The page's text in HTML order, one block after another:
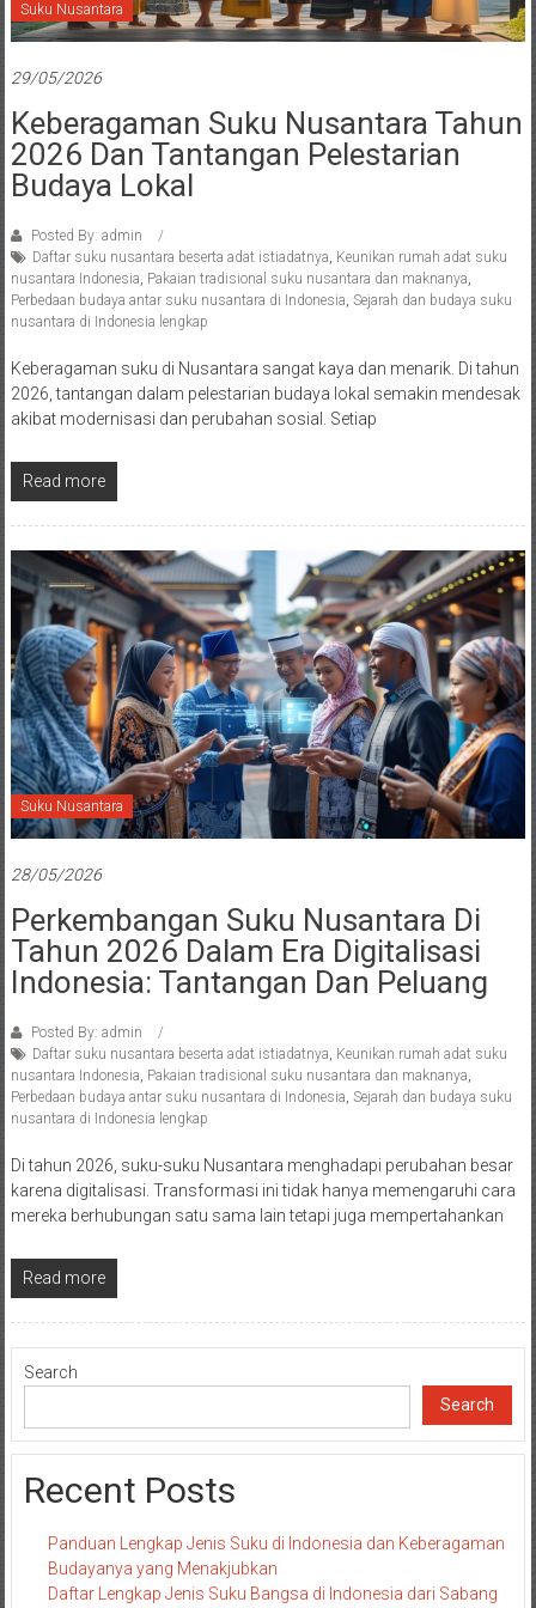
Suku Nusantara
29/05/2026
Keberagaman Suku Nusantara Tahun
2026 Dan Tantangan Pelestarian
Budaya Lokal
Posted By: admin
Daftar suku nusantara beserta adat istiadatnya, Keunikan rumah adat suku
nusantara Indonesia, Pakaian tradisional suku nusantara dan maknanya,
Perbedaan budaya antar suku nusantara di Indonesia, Sejarah dan budaya suku
nusantara di Indonesia lengkap
Keberagaman suku di Nusantara sangat kaya dan menarik. Di tahun
2026, tantangan dalam pelestarian budaya lokal semakin mendesak
akibat modernisasi dan perubahan sosial. Setiap
Read more
Suku Nusantara
28/05/2026
Perkembangan Suku Nusantara Di
Tahun 2026 Dalam Era Digitalisasi
Indonesia: Tantangan Dan Peluang
Posted By: admin
Daftar suku nusantara beserta adat istiadatnya, Keunikan rumah adat suku
nusantara Indonesia, Pakaian tradisional suku nusantara dan maknanya,
Perbedaan budaya antar suku nusantara di Indonesia, Sejarah dan budaya suku
nusantara di Indonesia lengkap
Di tahun 2026, suku-suku Nusantara menghadapi perubahan besar
karena digitalisasi. Transformasi ini tidak hanya memengaruhi cara
mereka berhubungan satu sama lain tetapi juga mempertahankan
Read more
Search
Search
Recent Posts
Panduan Lengkap Jenis Suku di Indonesia dan Keberagaman
Budayanya yang Menakjubkan
Daftar Lengkap Jenis Suku Bangsa di Indonesia dari Sabang